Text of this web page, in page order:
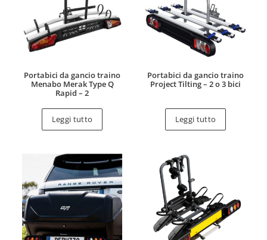
Portabici da gancio traino
Menabo Merak Type Q
Rapid – 2
Leggi tutto
Portabici da gancio traino
Project Tilting – 2 o 3 bici
Leggi tutto